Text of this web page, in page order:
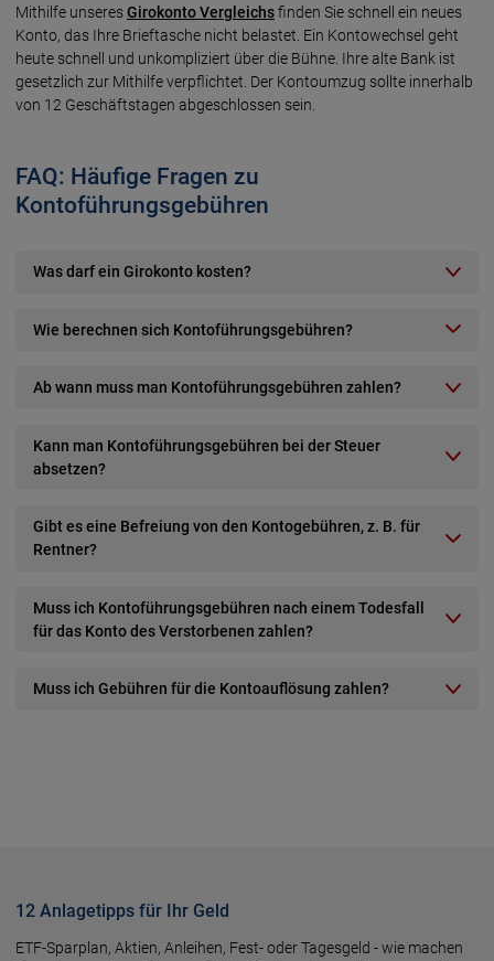
Mithilfe unseresGiro­konto Vergleichsfinden Sie schnell ein neues
Konto, das Ihre Brief­tasche nicht belastet. Ein Konto­wechsel geht
heute schnell und unkompli­ziert über die Bühne. Ihre alte Bank ist
gesetz­lich zur Mit­hilfe verpflichtet. Der Konto­umzug sollte inner­halb
von 12 Geschäfts­tagen abge­schlos­sen sein.
FAQ: Häufige Fragen zu
Kontoführungsgebühren
Was darf ein Girokonto kosten?
Wie berechnen sich Kontoführungsgebühren?
Ab wann muss man Kontoführungsgebühren zahlen?
Kann man Kontoführungsgebühren bei der Steuer
absetzen?
Gibt es eine Befreiung von den Kontogebühren, z. B. für
Rentner?
Muss ich Kontoführungsgebühren nach einem Todesfall
für das Konto des Verstorbenen zahlen?
Muss ich Gebühren für die Kontoauflösung zahlen?
12 Anlagetipps für Ihr Geld
ETF-Sparplan, Aktien, Anlei­hen, Fest- oder Tages­geld - wie machen